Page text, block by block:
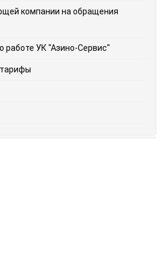
компании на обращения
работе УК "Азино-Сервис"